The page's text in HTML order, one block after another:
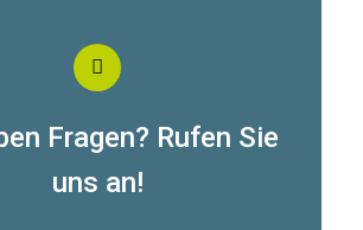
Fragen? Rufen Sie
uns an!